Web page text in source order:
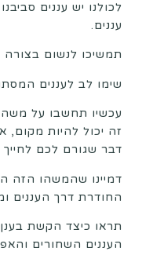
לכולנו יש עננים
עננים.
תמשיכו לנשום בצורה
שימו לב לעננים
עכשיו תחשבו על
זה יכול להיות מקום,
דבר שגורם לכם
דמיינו שהמשהו הזה
החודרת דרך העננים
תראו כיצד הקשת
העננים השחורים